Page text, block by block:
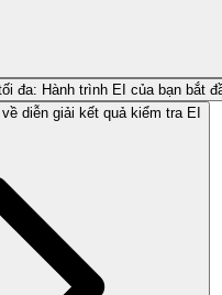
đa: Hành trình EI của bạn bắt
diễn giải kết quả kiểm tra EI